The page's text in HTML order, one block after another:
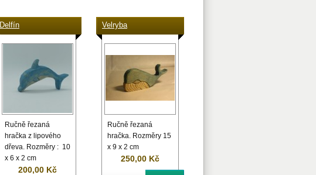
Delfín
Ručně řezaná
hračka z lipového
dřeva. Rozměry : 10
x 6 x 2 cm
200,00 Kč
Velryba
Ručně řezaná
hračka. Rozměry 15
x 9 x 2 cm
250,00 Kč